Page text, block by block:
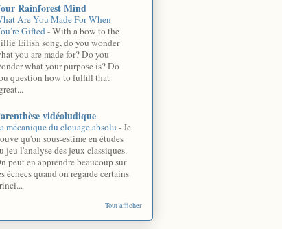
Rainforest Mind
Are You Made For When
Gifted-With a bow to the
Eilish song, do you wonder
you are made for? Do you
what your purpose is? Do
question how to fulfill that
vidéoludique
mécanique du clouage absolu -Je
qu'on sous-estime en études
jeu l'analyse des jeux classiques.
peut en apprendre beaucoup sur
échecs quand on regarde certains
Tout afficher